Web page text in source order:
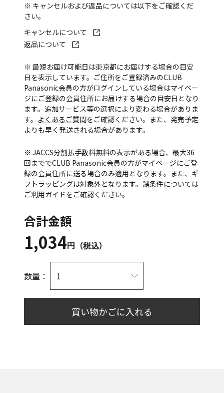
※ キャンセルおよび返品については以下をご確認くだ
さい。
キャンセルについて
返品について
※ 最短お届け可能日は東京都にお届けする場合の目安
日を表示しています。ご住所をご登録済みのCLUB
Panasonic会員の方がログインしている場合はマイペー
ジにご登録の会員住所にお届けする場合の目安日となり
ます。追加サービス等の選択により変わる場合がありま
す。 よくあるご質問をご確認ください。また、発売予定
よりも早く発送される場合があります。
※ JACCS分割払手数料無料の表示がある場合、最大36
回まででCLUB Panasonic会員の方がマイページにご登
録の会員住所に送る場合のみ適用となります。また、ギ
フトラッピングは対象外となります。諸条件については
ご利用ガイドをご確認ください。
合計金額
1,034円（税込）
数量：
買い物かごに入れる